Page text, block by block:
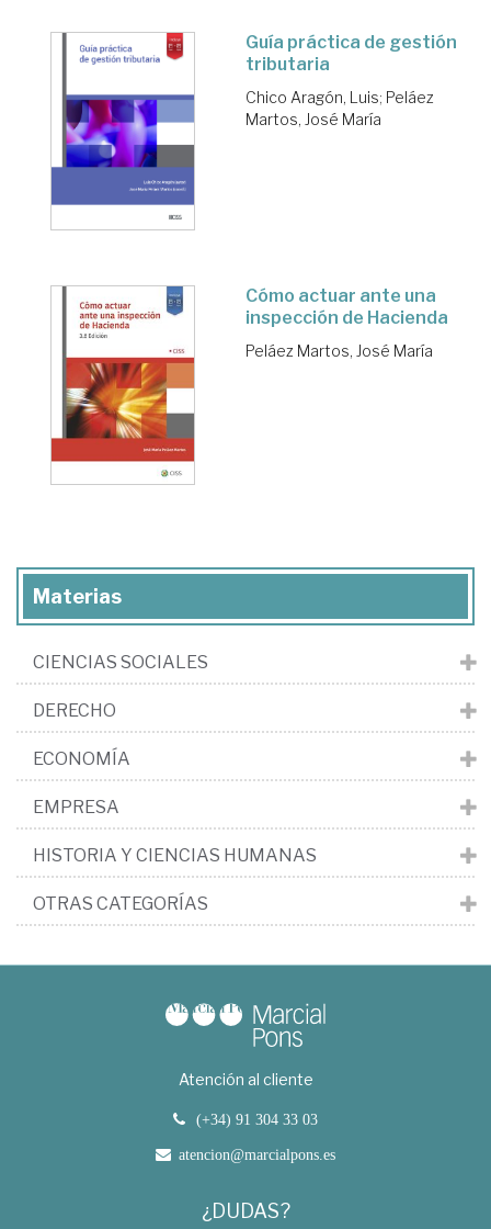
Guía práctica de gestión
tributaria
Chico Aragón, Luis; Peláez
Martos, José María
Cómo actuar ante una
inspección de Hacienda
Peláez Martos, José María
Materias
CIENCIAS SOCIALES
DERECHO
ECONOMÍA
EMPRESA
HISTORIA Y CIENCIAS HUMANAS
OTRAS CATEGORÍAS
Atención al cliente
(+34) 91 304 33 03
atencion@marcialpons.es
¿DUDAS?